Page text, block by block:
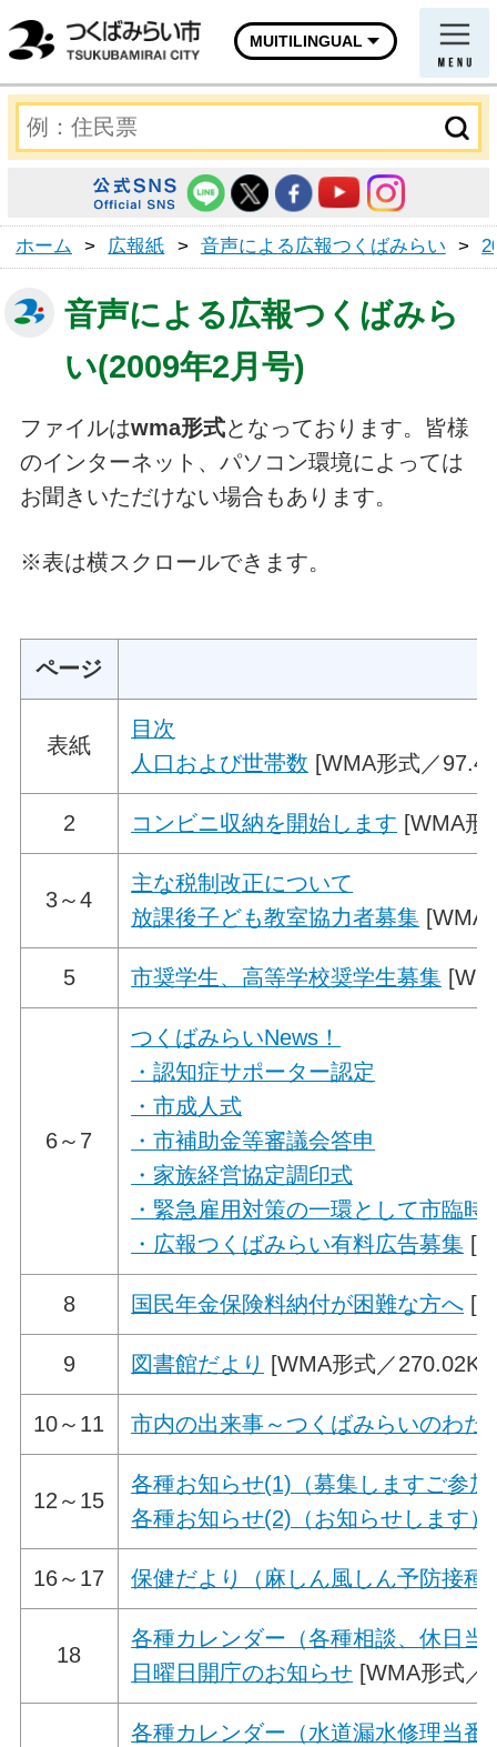
MUITILINGUAL
ホーム > 広報紙 > 音声による広報つくばみらい >
音声による広報つくばみら
い(2009年2月号)
ファイルはwma形式となっております。皆様
のインターネット、パソコン環境によっては
お聞きいただけない場合もあります。
※表は横スクロールできます。
ページ
表紙
目次
人口および世帯数 [WMA形式／
2 コンビニ収納を開始します [WMA形
3～4
主な税制改正について
放課後子ども教室協力者募集 [WMA
5 市奨学生、高等学校奨学生募集
6～7
つくばみらいNews！
・認知症サポーター認定
・市成人式
・市補助金等審議会答申
・家族経営協定調印式
・緊急雇用対策の一環として市臨時
・広報つくばみらい有料広告募集
8 国民年金保険料納付が困難な方へ
9 図書館だより [WMA形式／
10～11 市内の出来事～つくばみらいのわだ
12～15
各種お知らせ(1)（募集しますご参
各種お知らせ(2)（お知らせします）
16～17 保健だより（麻しん風しん予防接
18
各種カレンダー（各種相談、休日
日曜日開庁のお知らせ [WMA形式／
各種カレンダー（水道漏水修理当番